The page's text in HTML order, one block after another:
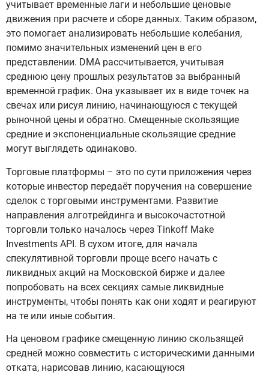
учитывает временные лаги и небольшие ценовые
движения при расчете и сборе данных. Таким образом,
это помогает анализировать небольшие колебания,
помимо значительных изменений цен в его
представлении. DMA рассчитывается, учитывая
среднюю цену прошлых результатов за выбранный
временной график. Она указывает их в виде точек на
свечах или рисуя линию, начинающуюся с текущей
рыночной цены и обратно. Смещенные скользящие
средние и экспоненциальные скользящие средние
могут выглядеть одинаково.
Торговые платформы – это по сути приложения через
которые инвестор передаёт поручения на совершение
сделок с торговыми инструментами. Развитие
направления алготрейдинга и высокочастотной
торговли только началось через Tinkoff Make
Investments API. В сухом итоге, для начала
спекулятивной торговли проще всего начать с
ликвидных акций на Московской бирже и далее
попробовать на всех секциях самые ликвидные
инструменты, чтобы понять как они ходят и реагируют
на те или иные события.
На ценовом графике смещенную линию скользящей
средней можно совместить с историческими данными
отката, нарисовав линию, касающуюся